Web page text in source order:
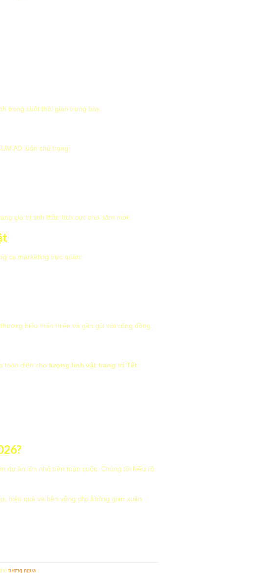
trong suốt thời gian trưng bày.
AD luôn chú trọng:
giá trị tinh thần tích cực cho năm mới.
cụ marketing trực quan:
hiệu thân thiện và gần gũi với cộng đồng.
toàn diện cho tượng linh vật trang trí Tết:
dự án lớn nhỏ trên toàn quốc. Chúng tôi hiểu rõ
hiệu quả và bền vững cho không gian xuân
tượng ngựa